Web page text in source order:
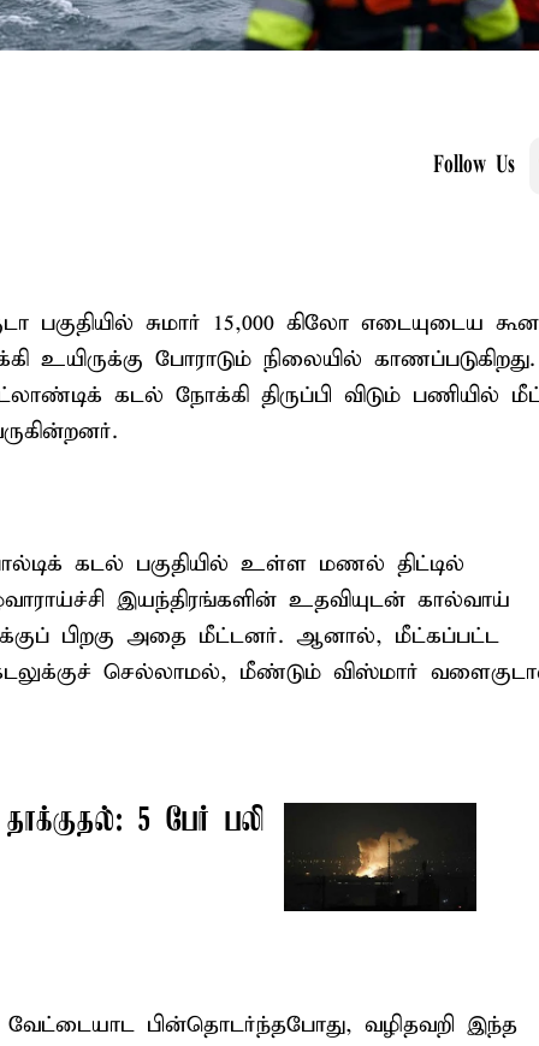
Follow Us
பகுதியில் சுமார் 15,000 கிலோ எடையுடைய
உயிருக்கு போராடும் நிலையில் காணப்படுகிறது.
கடல் நோக்கி திருப்பி விடும் பணியில்
கடல் பகுதியில் உள்ள மணல் திட்டில்
இயந்திரங்களின் உதவியுடன் கால்வாய்
பிறகு அதை மீட்டனர். ஆனால், மீட்கப்பட்ட
செல்லாமல், மீண்டும் விஸ்மார்
5 பேர் பலி
பின்தொடர்ந்தபோது, வழிதவறி இந்த